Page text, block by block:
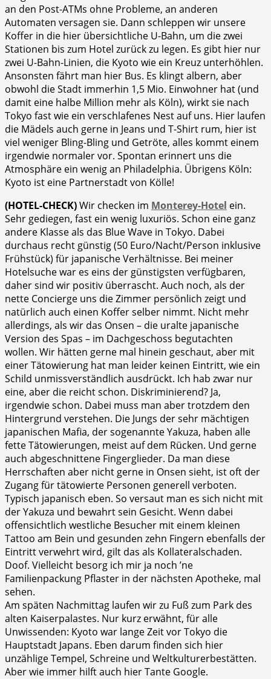
an den Post-ATMs ohne Probleme, an anderen
Automaten versagen sie. Dann schleppen wir unsere
Koffer in die hier übersichtliche U-Bahn, um die zwei
Stationen bis zum Hotel zurück zu legen. Es gibt hier nur
zwei U-Bahn-Linien, die Kyoto wie ein Kreuz unterhöhlen.
Ansonsten fährt man hier Bus. Es klingt albern, aber
obwohl die Stadt immerhin 1,5 Mio. Einwohner hat (und
damit eine halbe Million mehr als Köln), wirkt sie nach
Tokyo fast wie ein verschlafenes Nest auf uns. Hier laufen
die Mädels auch gerne in Jeans und T-Shirt rum, hier ist
viel weniger Bling-Bling und Getröte, alles kommt einem
irgendwie normaler vor. Spontan erinnert uns die
Atmosphäre ein wenig an Philadelphia. Übrigens Köln:
Kyoto ist eine Partnerstadt von Kölle!
(HOTEL-CHECK)Wir checken im Monterey-Hotel ein.
Sehr gediegen, fast ein wenig luxuriös. Schon eine ganz
andere Klasse als das Blue Wave in Tokyo. Dabei
durchaus recht günstig (50 Euro/Nacht/Person inklusive
Frühstück) für japanische Verhältnisse. Bei meiner
Hotelsuche war es eins der günstigsten verfügbaren,
daher sind wir positiv überrascht. Auch noch, als der
nette Concierge uns die Zimmer persönlich zeigt und
natürlich auch einen Koffer selber nimmt. Nicht mehr
allerdings, als wir das Onsen – die uralte japanische
Version des Spas – im Dachgeschoss begutachten
wollen. Wir hätten gerne mal hinein geschaut, aber mit
einer Tätowierung hat man leider keinen Eintritt, wie ein
Schild unmissverständlich ausdrückt. Ich hab zwar nur
eine, aber die reicht schon. Diskriminierend? Ja,
irgendwie schon. Dabei muss man aber trotzdem den
Hintergrund verstehen. Die Jungs der sehr mächtigen
japanischen Mafia, der sogenannte Yakuza, haben alle
fette Tätowierungen, meist auf dem Rücken. Und gerne
auch abgeschnittene Fingerglieder. Da man diese
Herrschaften aber nicht gerne in Onsen sieht, ist oft der
Zugang für tätowierte Personen generell verboten.
Typisch japanisch eben. So versaut man es sich nicht mit
der Yakuza und bewahrt sein Gesicht. Wenn dabei
offensichtlich westliche Besucher mit einem kleinen
Tattoo am Bein und gesunden zehn Fingern ebenfalls der
Eintritt verwehrt wird, gilt das als Kollateralschaden.
Doof. Vielleicht besorg ich mir ja noch ’ne
Familienpackung Pflaster in der nächsten Apotheke, mal
sehen.
Am späten Nachmittag laufen wir zu Fuß zum Park des
alten Kaiserpalastes. Nur kurz erwähnt, für alle
Unwissenden: Kyoto war lange Zeit vor Tokyo die
Hauptstadt Japans. Eben darum finden sich hier
unzählige Tempel, Schreine und Weltkulturerbestätten.
Aber wie immer hilft auch hier Tante Google.